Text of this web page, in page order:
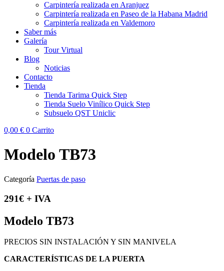
Carpintería realizada en Aranjuez
Carpintería realizada en Paseo de la Habana Madrid
Carpintería realizada en Valdemoro
Saber más
Galería
Tour Virtual
Blog
Noticias
Contacto
Tienda
Tienda Tarima Quick Step
Tienda Suelo Vinílico Quick Step
Subsuelo QST Uniclic
0,00 € 0 Carrito
Modelo TB73
Categoría Puertas de paso
291€ + IVA
Modelo TB73
PRECIOS SIN INSTALACIÓN Y SIN MANIVELA
CARACTERÍSTICAS DE LA PUERTA